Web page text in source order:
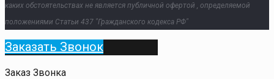
каких обстоятельствах не является публичной офертой , определяемой
положениями Статьи 437 "Гражданского кодекса РФ"
Заказать Звонок
Заказ Звонка